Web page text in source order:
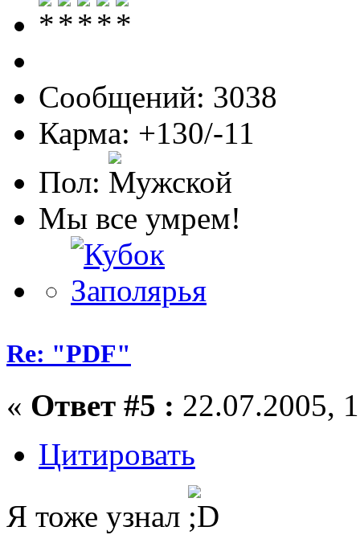
Сообщений: 3038
Карма: +130/-11
Пол:
Мы все умрем!
Re: "PDF"
« Ответ #5 : 22.07.2005,
Цитировать
Я тоже узнал